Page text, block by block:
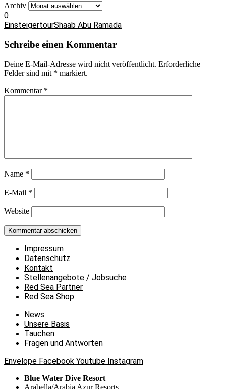
Archiv
0
EinsteigertourShaab Abu Ramada
Schreibe einen Kommentar
Deine E-Mail-Adresse wird nicht veröffentlicht. Erforderliche
Felder sind mit * markiert.
Kommentar *
Name *
E-Mail *
Website
Impressum
Datenschutz
Kontakt
Stellenangebote / Jobsuche
Red Sea Partner
Red Sea Shop
News
Unsere Basis
Tauchen
Fragen und Antworten
Envelope Facebook Youtube Instagram
Blue Water Dive Resort
Arabella/Arabia Azur Resorts